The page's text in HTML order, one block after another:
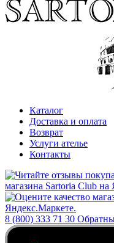
Каталог
Доставка и оплата
Возврат
Услуги ателье
Контакты
8 (800) 333 71 30